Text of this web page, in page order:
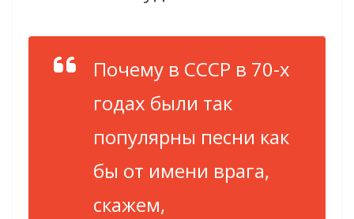
Почему в СССР в 70-х
годах были так
популярны песни как
бы от имени врага,
скажем,